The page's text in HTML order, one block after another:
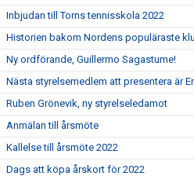
Inbjudan till Torns tennisskola 2022
Historien bakom Nordens populäraste
Ny ordförande, Guillermo Sagastume!
Nästa styrelsemedlem att presentera är
Ruben Grönevik, ny styrelseledamot
Anmälan till årsmöte
Kallelse till årsmöte 2022
Dags att köpa årskort för 2022